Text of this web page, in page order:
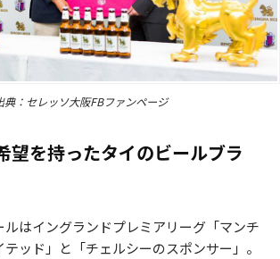
典：セレッソ大阪FBファンページ
望を持ったタイのビールブラ
はイングランドプレミアリーグ「マンチ
ッド」と「チェルシーのスポンサー」。